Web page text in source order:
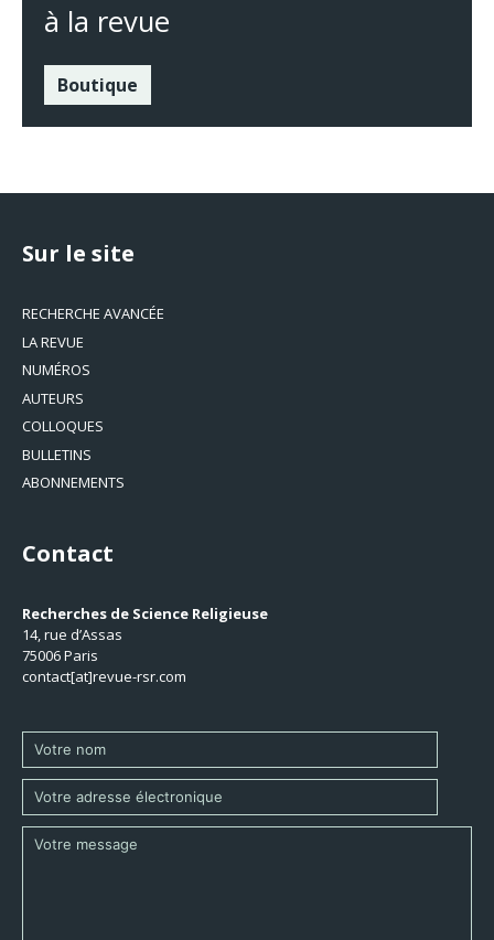
à la revue
Boutique
Sur le site
RECHERCHE AVANCÉE
LA REVUE
NUMÉROS
AUTEURS
COLLOQUES
BULLETINS
ABONNEMENTS
Contact
Recherches de Science Religieuse
14, rue d’Assas
75006 Paris
contact[at]revue-rsr.com